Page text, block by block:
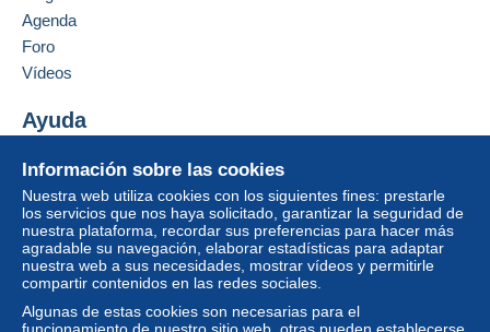
Un pago que no pase por
vendedor al comprador. Una compra no pagada
comprador.
cláusulas relativas al pago, estas se considerarán
nulas. Las condiciones de pago de la página web
Delcampe, tal y como se definen en las
condiciones de uso , son las únicas aplicables.
Las compras deben pagarse en un plazo de14
del vendedor.
Información sobre las cookies
Nuestra web utiliza cookies con los siguientes fines: prestarle
los servicios que nos haya solicitado, garantizar la seguridad de
nuestra plataforma, recordar sus preferencias para hacer más
agradable su navegación, elaborar estadísticas para adaptar
nuestra web a sus necesidades, mostrar vídeos y permitirle
compartir contenidos en las redes sociales.
Algunas de estas cookies son necesarias para el
Agenda
Foro
Vídeos
Ayuda
Vender en Delcampe
Una página securizada